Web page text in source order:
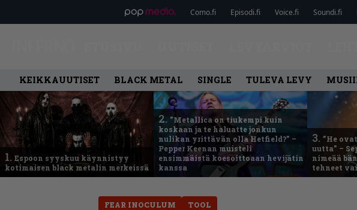
Como.fi Episodi.fi Voice.fi Soundi.fi
KEIKKAUUTISET BLACK METAL SINGLE TULEVA LEVY
1. Espoon syyskuu käynnistyy
kotimaisen black metalin merkeissä
2. ”Metallica on tiukempi kuin
koskaan ja te haluatte jonkun
nulikan yrittävän olla Hetfield?” –
Pepper Keenan muisteli
ensimmäistä koesoittoaan hevijätin
kanssa
3. ”He
uutta” –
nimeää
tehneet
FEAR INOCULUM TOOL